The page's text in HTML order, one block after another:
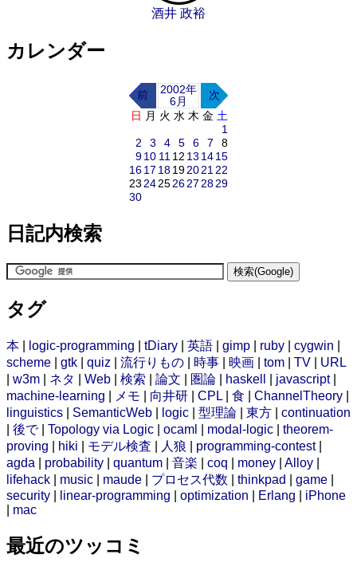
酒井 政裕
カレンダー
前
2002年
6月
次
日 月 火 水 木 金 土
1
2
3 4 5 6 7
8
910 11 12 13 1415
1617 18192021 22
23 24252627 2829
30
日記内検索
タグ
本 logic-programming tDiary 英語 gimp ruby cygwin
scheme
gtk quiz 流行りもの 時事 映画 tom TV
URL
w3m ネタ Web 検索 論文 圏論 haskell javascript|
machine-learning
メモ 向井研 CPL 食 ChannelTheory
linguistics
SemanticWeb logic 型理論 東方
continuation
後で| Topology via Logic ocaml modal-logic
theorem-
proving
hiki モデル検査 人狼 programming-contest|
agda
probability quantum 音楽 coq money Alloy
lifehack
music maude プロセス代数 thinkpad game
security
linear-programming optimization Erlang
iPhone
mac
最近のツッコミ